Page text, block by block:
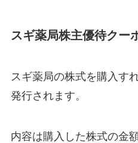
スギ薬局株主優待クー
スギ薬局の株式を購入す
発行されます。
内容は購入した株式の金